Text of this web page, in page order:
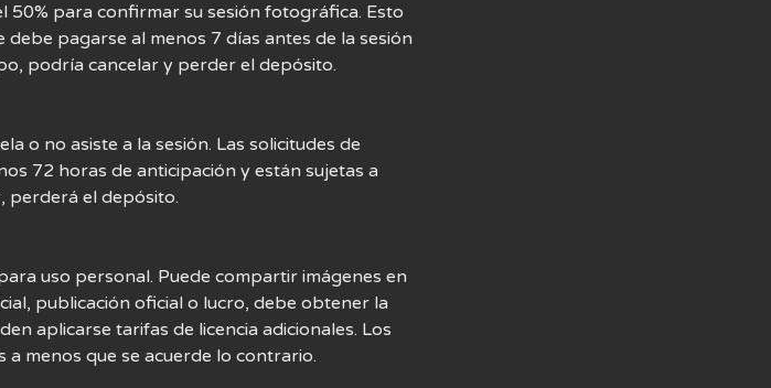
para confirmar su sesión fotográfica. Esto
pagarse al menos 7 días antes de la sesión
podría cancelar y perder el depósito.
o no asiste a la sesión. Las solicitudes de
72 horas de anticipación y están sujetas a
perderá el depósito.
uso personal. Puede compartir imágenes en
publicación oficial o lucro, debe obtener la
aplicarse tarifas de licencia adicionales. Los
menos que se acuerde lo contrario.